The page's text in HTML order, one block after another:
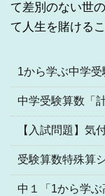
て差別のない世
て人生を賭ける
1から学ぶ中学
中学受験算数「
【入試問題】気
受験算数特殊算
中１「1から学ぶ